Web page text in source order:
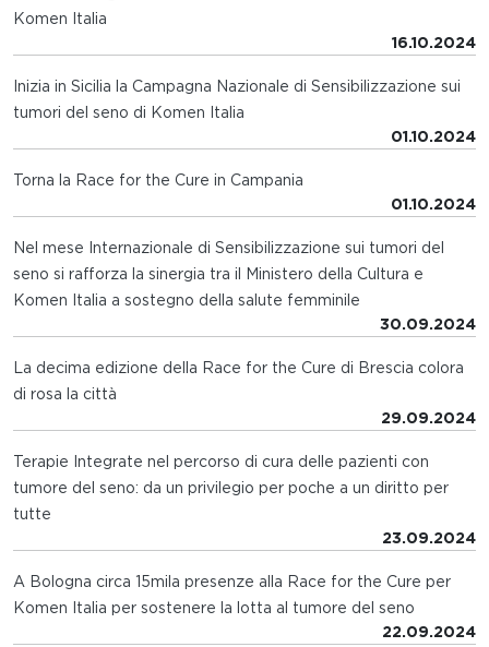
Komen Italia
16.10.2024
Inizia in Sicilia la Campagna Nazionale di Sensibilizzazione sui
tumori del seno di Komen Italia
01.10.2024
Torna la Race for the Cure in Campania
01.10.2024
Nel mese Internazionale di Sensibilizzazione sui tumori del
seno si rafforza la sinergia tra il Ministero della Cultura e
Komen Italia a sostegno della salute femminile
30.09.2024
La decima edizione della Race for the Cure di Brescia colora
di rosa la città
29.09.2024
Terapie Integrate nel percorso di cura delle pazienti con
tumore del seno: da un privilegio per poche a un diritto per
tutte
23.09.2024
A Bologna circa 15mila presenze alla Race for the Cure per
Komen Italia per sostenere la lotta al tumore del seno
22.09.2024